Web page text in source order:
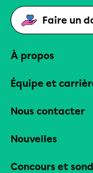
Faire un
À propos
Équipe et
Nous contacter
Nouvelles
Concours et